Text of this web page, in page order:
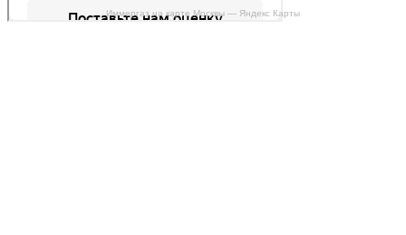
Иммергаз на карте Москвы — Яндекс Карты